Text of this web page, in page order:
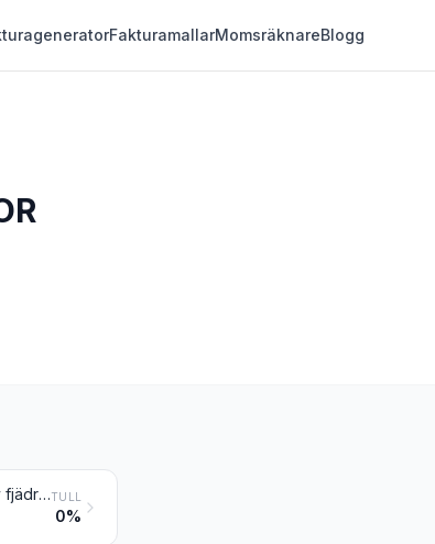
FakturamallarMomsräknareBlogg
Skinn och andra delar av fåglar, med kvarsittande fjädrar eller dun, fjädrar, delar av fjädrar, dun samt varor av dessa produkter (andra än varor enligt nr 0505 samt bearbetade spolar och skaft)TULL
0%